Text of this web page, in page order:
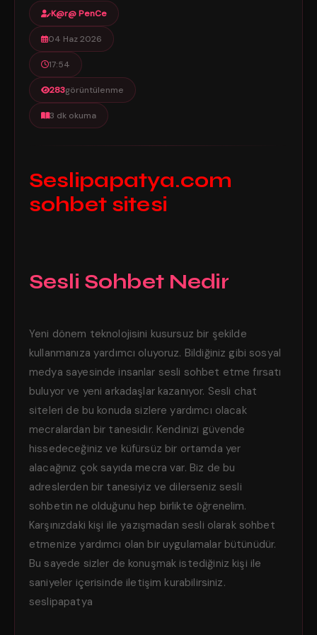
K@r@ PenCe
04 Haz 2026
17:54
283görüntülenme
3 dk okuma
Seslipapatya.com
sohbet sitesi
Sesli Sohbet Nedir
Yeni dönem teknolojisini kusursuz bir şekilde
kullanmanıza yardımcı oluyoruz. Bildiğiniz gibi sosyal
medya sayesinde insanlar sesli sohbet etme fırsatı
buluyor ve yeni arkadaşlar kazanıyor. Sesli chat
siteleri de bu konuda sizlere yardımcı olacak
mecralardan bir tanesidir. Kendinizi güvende
hissedeceğiniz ve küfürsüz bir ortamda yer
alacağınız çok sayıda mecra var. Biz de bu
adreslerden bir tanesiyiz ve dilerseniz sesli
sohbetin ne olduğunu hep birlikte öğrenelim.
Karşınızdaki kişi ile yazışmadan sesli olarak sohbet
etmenize yardımcı olan bir uygulamalar bütünüdür.
Bu sayede sizler de konuşmak istediğiniz kişi ile
saniyeler içerisinde iletişim kurabilirsiniz.
seslipapatya